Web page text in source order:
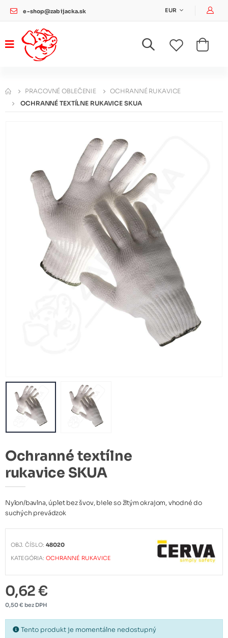
e-shop@zabijacka.sk EUR
PRACOVNÉ OBLEČENIE
OCHRANNÉ RUKAVICE
OCHRANNÉ TEXTÍLNE RUKAVICE SKUA
Ochranné textílne
rukavice SKUA
Nylon/bavlna, úplet bez švov, biele so žltým okrajom, vhodné do
suchých prevádzok
OBJ. ČÍSLO:48020
KATEGÓRIA:OCHRANNÉ RUKAVICE
0,62 €
0,50 € bez DPH
Tento produkt je momentálne nedostupný